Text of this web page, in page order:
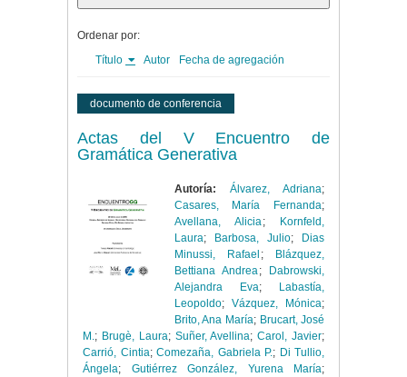
Ordenar por:
Título
Autor Fecha de agregación
documento de conferencia
Actas del V Encuentro de
Gramática Generativa
Autoría: Álvarez, Adriana;
Casares, María Fernanda;
Avellana, Alicia;
Kornfeld,
Laura; Barbosa, Julio;
Dias
Minussi, Rafael ;
Blázquez,
Bettiana Andrea;
Dabrowski,
Alejandra Eva;
Labastía,
Leopoldo; Vázquez, Mónica;
Brito, Ana María; Brucart, José
M.; Brugè, Laura; Suñer, Avellina;Carol, Javier;
Carrió, Cintia; Comezaña, Gabriela P.; Di Tullio,
Ángela; Gutiérrez González, Yurena María;